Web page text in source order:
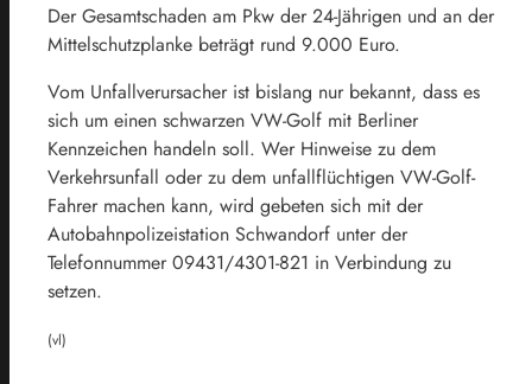
Der Gesamtschaden am Pkw der 24-Jährigen und an der
Mittelschutzplanke beträgt rund 9.000 Euro.
Vom Unfallverursacher ist bislang nur bekannt, dass es
sich um einen schwarzen VW-Golf mit Berliner
Kennzeichen handeln soll. Wer Hinweise zu dem
Verkehrsunfall oder zu dem unfallflüchtigen VW-Golf-
Fahrer machen kann, wird gebeten sich mit der
Autobahnpolizeistation Schwandorf unter der
Telefonnummer 09431/4301-821 in Verbindung zu
setzen.
(vl)